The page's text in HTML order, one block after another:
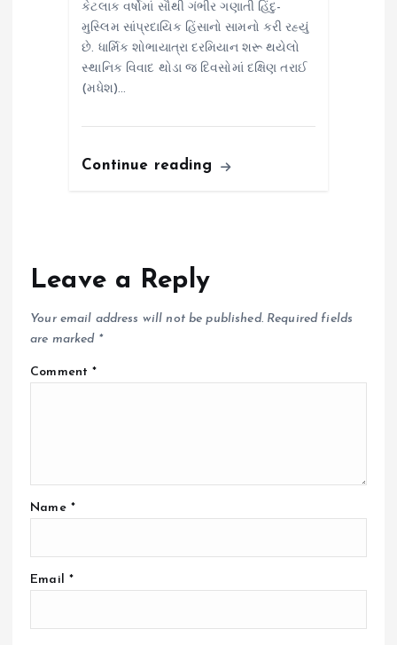
કેટલાક વર્ષોમાં સૌથી ગંભીર ગણાતી હિંદુ-
મુસ્લિમ સાંપ્રદાયિક હિંસાનો સામનો કરી રહ્યું
છે. ધાર્મિક શોભાયાત્રા દરમિયાન શરૂ થયેલો
સ્થાનિક વિવાદ થોડા જ દિવસોમાં દક્ષિણ તરાઈ
(મધેશ)…
Continue reading
Leave a Reply
Your email address will not be published. Required fields
are marked *
Comment*
Name *
Email *